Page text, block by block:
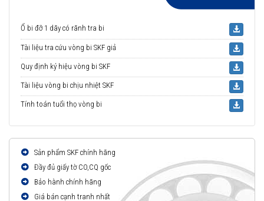
Ổ bi đỡ 1 dãy có rãnh tra bi
Tài liệu tra cứu vòng bi SKF giả
Quy định ký hiệu vòng bi SKF
Tài liệu vòng bi chịu nhiệt SKF
Tính toán tuổi thọ vòng bi
Sản phẩm SKF chính hãng
Đầy đủ giấy tờ CO,CQ gốc
Bảo hành chính hãng
Giá bán cạnh tranh nhất